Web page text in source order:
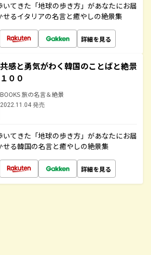
てきた「地球の歩き方」があなたにお届
せるイタリアの名言と癒やしの絶景集
詳細を見る
共感と勇気がわく韓国のことばと絶景
１００
BOOKS 旅の名言＆絶景
2022.11.04 発売
てきた「地球の歩き方」があなたにお届
せる韓国の名言と癒やしの絶景集
詳細を見る